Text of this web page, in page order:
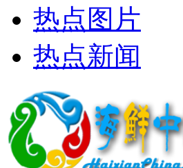
热点图片
热点新闻